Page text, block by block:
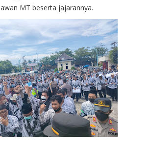
MT beserta jajarannya.